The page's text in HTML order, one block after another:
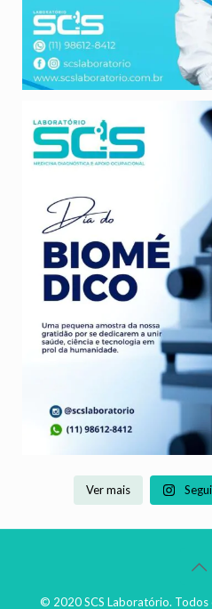
Saudações aos Biomédicos!
Hoje é dia de...
Ver mais
© 2020 SCS Laboratório. Todos